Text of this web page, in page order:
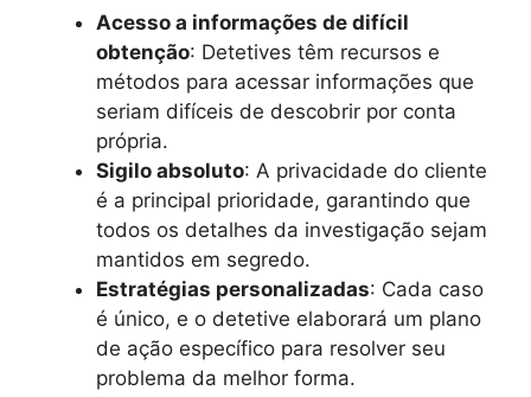
Acesso a informações de difícil
obtenção: Detetives têm recursos e
métodos para acessar informações que
seriam difíceis de descobrir por conta
própria.
Sigilo absoluto: A privacidade do cliente
é a principal prioridade, garantindo que
todos os detalhes da investigação sejam
mantidos em segredo.
Estratégias personalizadas: Cada caso
é único, e o detetive elaborará um plano
de ação específico para resolver seu
problema da melhor forma.